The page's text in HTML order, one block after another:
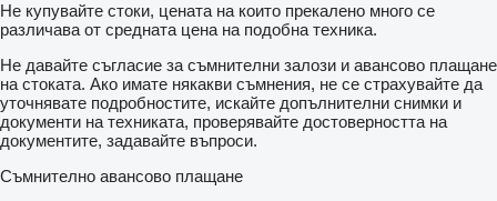
Не купувайте стоки, цената на които прекалено много се
различава от средната цена на подобна техника.
Не давайте съгласие за съмнителни залози и авансово плащане
на стоката. Ако имате някакви съмнения, не се страхувайте да
уточнявате подробностите, искайте допълнителни снимки и
документи на техниката, проверявайте достоверността на
документите, задавайте въпроси.
Съмнително авансово плащане